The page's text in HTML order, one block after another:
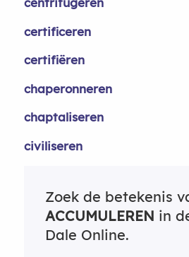
certificeren
certifiëren
chaperonneren
chaptaliseren
civiliseren
Zoek de betekenis
ACCUMULEREN in
Dale Online.